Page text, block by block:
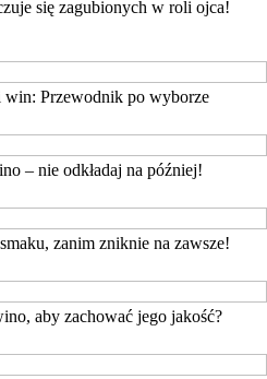
się zagubionych w roli ojca!
win: Przewodnik po wyborze
– nie odkładaj na później!
zanim zniknie na zawsze!
aby zachować jego jakość?